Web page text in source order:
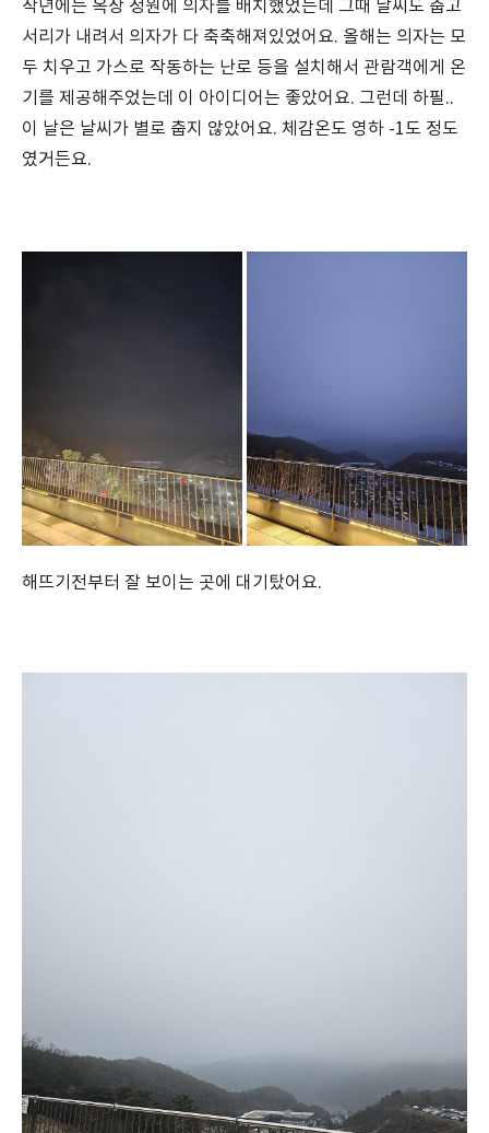
작년에는 옥상 정원에 의자를 배치했었는데 그때 날씨도 춥고
서리가 내려서 의자가 다 축축해져있었어요. 올해는 의자는 모
두 치우고 가스로 작동하는 난로 등을 설치해서 관람객에게 온
기를 제공해주었는데 이 아이디어는 좋았어요. 그런데 하필..
이 날은 날씨가 별로 춥지 않았어요. 체감온도 영하 -1도 정도
였거든요.
해뜨기전부터 잘 보이는 곳에 대기탔어요.